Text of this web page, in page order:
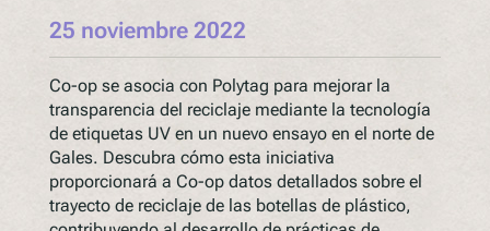
25 noviembre 2022
Co-op se asocia con Polytag para mejorar la
transparencia del reciclaje mediante la tecnología
de etiquetas UV en un nuevo ensayo en el norte de
Gales. Descubra cómo esta iniciativa
proporcionará a Co-op datos detallados sobre el
trayecto de reciclaje de las botellas de plástico,